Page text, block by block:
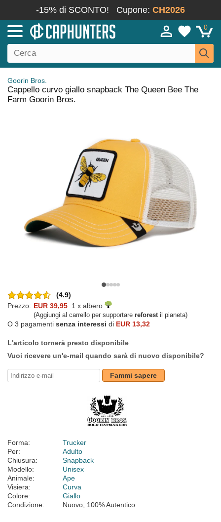
-15% di SCONTO! Cupone: CH2026
0
Goorin Bros.
Cappello curvo giallo snapback The Queen Bee The
Farm Goorin Bros.
(4.9)
Prezzo: EUR 39,95 1 x albero
(Aggiungi al carrello per supportare reforestil pianeta)
O 3 pagamenti senza interessi di EUR 13,32
L'articolo tornerà presto disponibile
Vuoi ricevere un'e-mail quando sarà di nuovo disponibile?
Fammi sapere
Forma:
Trucker
Per:
Adulto
Chiusura:
Snapback
Modello:
Unisex
Animale:
Ape
Visiera:
Curva
Colore:
Giallo
Condizione:
Nuovo; 100% Autentico